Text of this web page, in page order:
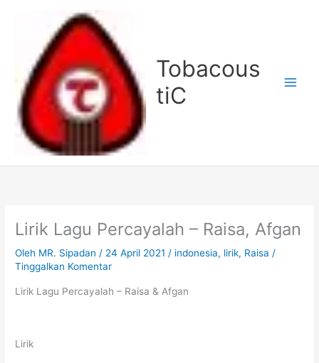
Tobacous
tiC
Lirik Lagu Percayalah – Raisa, Afgan
Oleh MR. Sipadan / 24 April 2021 / indonesia, lirik, Raisa /
Tinggalkan Komentar
Lirik Lagu Percayalah – Raisa & Afgan
Lirik